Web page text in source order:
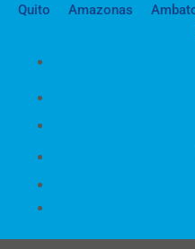
Quito Amazonas